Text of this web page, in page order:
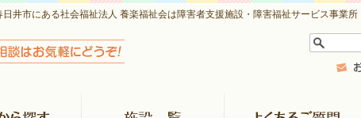
日井市にある社会福祉法人 養楽福祉会は障害者支援施設・障害福祉サービス事業所